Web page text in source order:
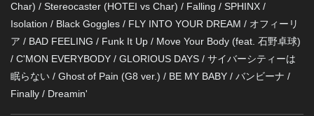
Char) / Stereocaster (HOTEI vs Char) / Falling / SPHINX /
Isolation / Black Goggles / FLY INTO YOUR DREAM / オフィーリ
ア / BAD FEELING / Funk It Up / Move Your Body (feat. 石野卓球)
/ C'MON EVERYBODY / GLORIOUS DAYS / サイバーシティーは
眠らない / Ghost of Pain (G8 ver.) / BE MY BABY / バンビーナ /
Finally / Dreamin'